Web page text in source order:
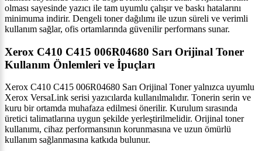
olması sayesinde yazıcı ile tam uyumlu çalışır ve baskı hatalarını
minimuma indirir. Dengeli toner dağılımı ile uzun süreli ve verimli
kullanım sağlar, ofis ortamlarında güvenilir performans sunar.
Xerox C410 C415 006R04680 Sarı Orijinal Toner
Kullanım Önlemleri ve İpuçları
Xerox C410 C415 006R04680 Sarı Orijinal Toner yalnızca uyumlu
Xerox VersaLink serisi yazıcılarda kullanılmalıdır. Tonerin serin ve
kuru bir ortamda muhafaza edilmesi önerilir. Kurulum sırasında
üretici talimatlarına uygun şekilde yerleştirilmelidir. Orijinal toner
kullanımı, cihaz performansının korunmasına ve uzun ömürlü
kullanım sağlanmasına katkıda bulunur.